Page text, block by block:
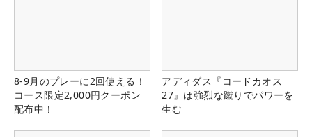
8-9月のプレーに2回使える！
コース限定2,000円クーポン
配布中！
アディダス『コードカオス
27』は強烈な蹴りでパワーを
生む